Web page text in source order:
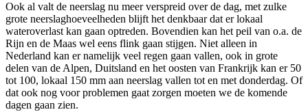
Ook al valt de neerslag nu meer verspreid over de dag, met zulke
grote neerslaghoeveelheden blijft het denkbaar dat er lokaal
wateroverlast kan gaan optreden. Bovendien kan het peil van o.a. de
Rijn en de Maas wel eens flink gaan stijgen. Niet alleen in
Nederland kan er namelijk veel regen gaan vallen, ook in grote
delen van de Alpen, Duitsland en het oosten van Frankrijk kan er 50
tot 100, lokaal 150 mm aan neerslag vallen tot en met donderdag. Of
dat ook nog voor problemen gaat zorgen moeten we de komende
dagen gaan zien.